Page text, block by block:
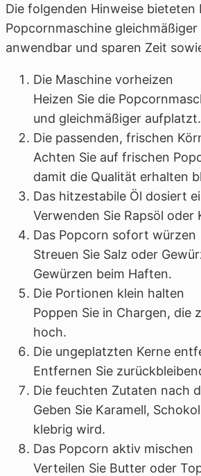
Die folgenden Hinweise
Popcornmaschine
anwendbar und sparen Zeit
Die Maschine vorheizen
Heizen Sie die
und gleichmäßiger aufplatzt.
Die passenden, frischen
Achten Sie auf frischen
damit die Qualität erhalten
Das hitzestabile Öl dosiert
Verwenden Sie Rapsöl
Das Popcorn sofort würzen
Streuen Sie Salz oder
Gewürzen beim Haften.
Die Portionen klein halten
Poppen Sie in Chargen, die
hoch.
Die ungeplatzten Kerne
Entfernen Sie
Die feuchten Zutaten nach
Geben Sie Karamell,
klebrig wird.
Das Popcorn aktiv mischen
Verteilen Sie Butter oder